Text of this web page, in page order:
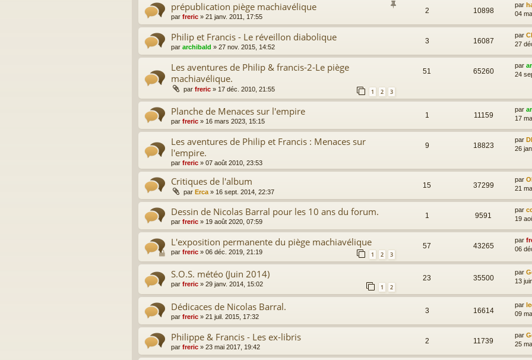
prépublication piège machiavélique
par freric » 21 janv. 2011, 17:55
2 10898
par
04
Philip et Francis - Le réveillon diabolique
par archibald » 27 nov. 2015, 14:52
3 16087
par
27
Les aventures de Philip & francis-2-Le piège
machiavélique.
par freric » 17 déc. 2010, 21:55 1 2 3
51 65260
par
24
Planche de Menaces sur l'empire
par freric » 16 mars 2023, 15:15
1 11159
par
17
Les aventures de Philip et Francis : Menaces sur
l'empire.
par freric » 07 août 2010, 23:53
9 18823
par
26
Critiques de l'album
par Erca » 16 sept. 2014, 22:37
15 37299
par
21
Dessin de Nicolas Barral pour les 10 ans du forum.
par freric » 19 août 2020, 07:59
1 9591
par
19
L'exposition permanente du piège machiavélique
par freric » 06 déc. 2019, 21:19 1 2 3
57 43265
par
06
S.O.S. météo (Juin 2014)
par freric » 29 janv. 2014, 15:02 1 2
23 35500
par
13
Dédicaces de Nicolas Barral.
par freric » 21 juil. 2015, 17:32
3 16614
par
09
Philippe & Francis - Les ex-libris
par freric » 23 mai 2017, 19:42
2 11739
par
25